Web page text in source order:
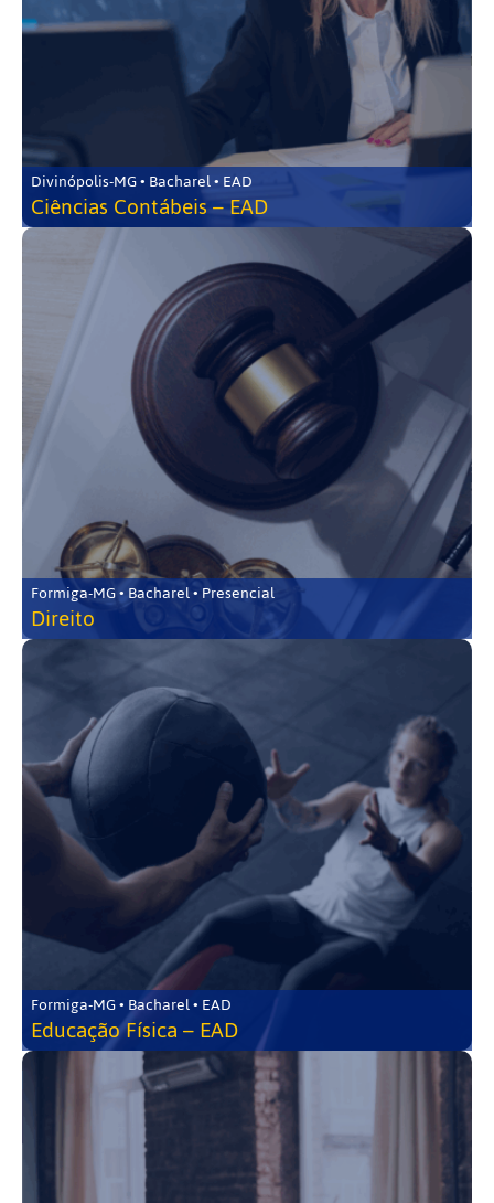
Divinópolis-MG • Bacharel • EAD
Ciências Contábeis – EAD
Formiga-MG • Bacharel • Presencial
Direito
Formiga-MG • Bacharel • EAD
Educação Física – EAD